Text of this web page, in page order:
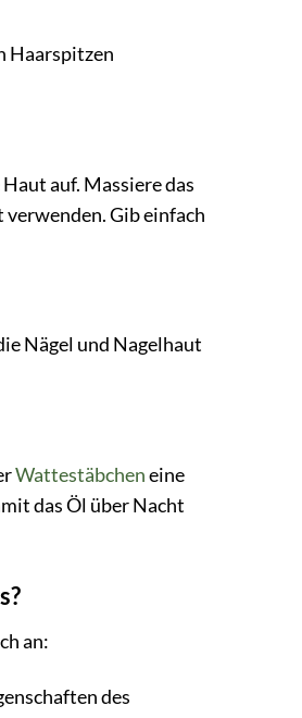
Haarspitzen
auf. Massiere das
Gib einfach
Nägel und Nagelhaut
Wattestäbcheneine
das Öl über Nacht
an:
des